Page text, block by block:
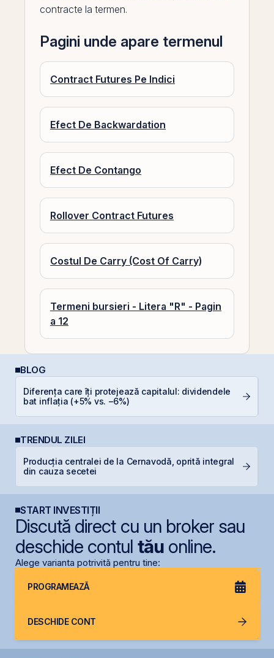
contracte la termen.
Pagini unde apare termenul
Contract Futures Pe Indici
Efect De Backwardation
Efect De Contango
Rollover Contract Futures
Costul De Carry (Cost Of Carry)
Termeni bursieri - Litera "R" - Pagin
a 12
BLOG
Diferența care îți protejează capitalul: dividendele
bat inflația (+5% vs. −6%)
TRENDUL ZILEI
Producția centralei de la Cernavodă, oprită integral
din cauza secetei
START INVESTIȚII
Discută direct cu un broker sau
deschide contul tăuonline.
Alege varianta potrivită pentru tine:
PROGRAMEAZĂ
DESCHIDE CONT